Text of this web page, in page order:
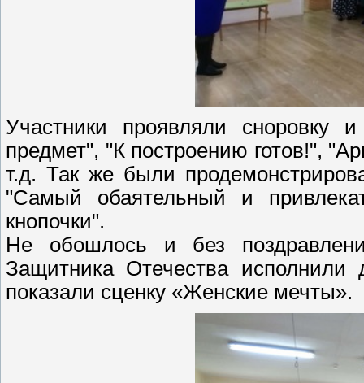
Участники проявляли сноровку
предмет", "К построению готов!",
т.д. Так же были
"Самый обаятельный и
кнопочки".
Не обошлось и без
Защитника Отечества
показали сценку «Женские мечты».